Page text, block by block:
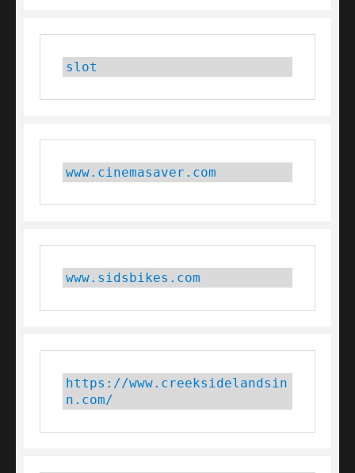
slot
www.cinemasaver.com
www.sidsbikes.com
https://www.creeksidelandsin
n.com/